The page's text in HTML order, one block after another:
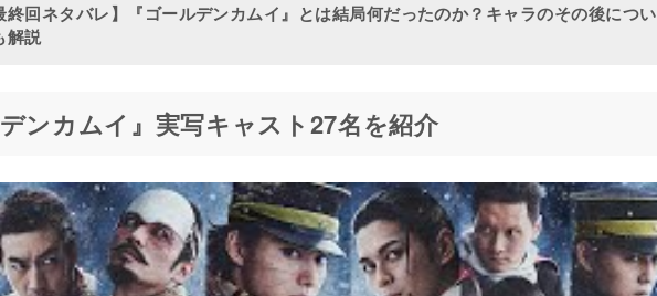
終回ネタバレ】『ゴールデンカムイ』とは結局何だったのか？キャラのその後につい
解説
デンカムイ』実写キャスト27名を紹介